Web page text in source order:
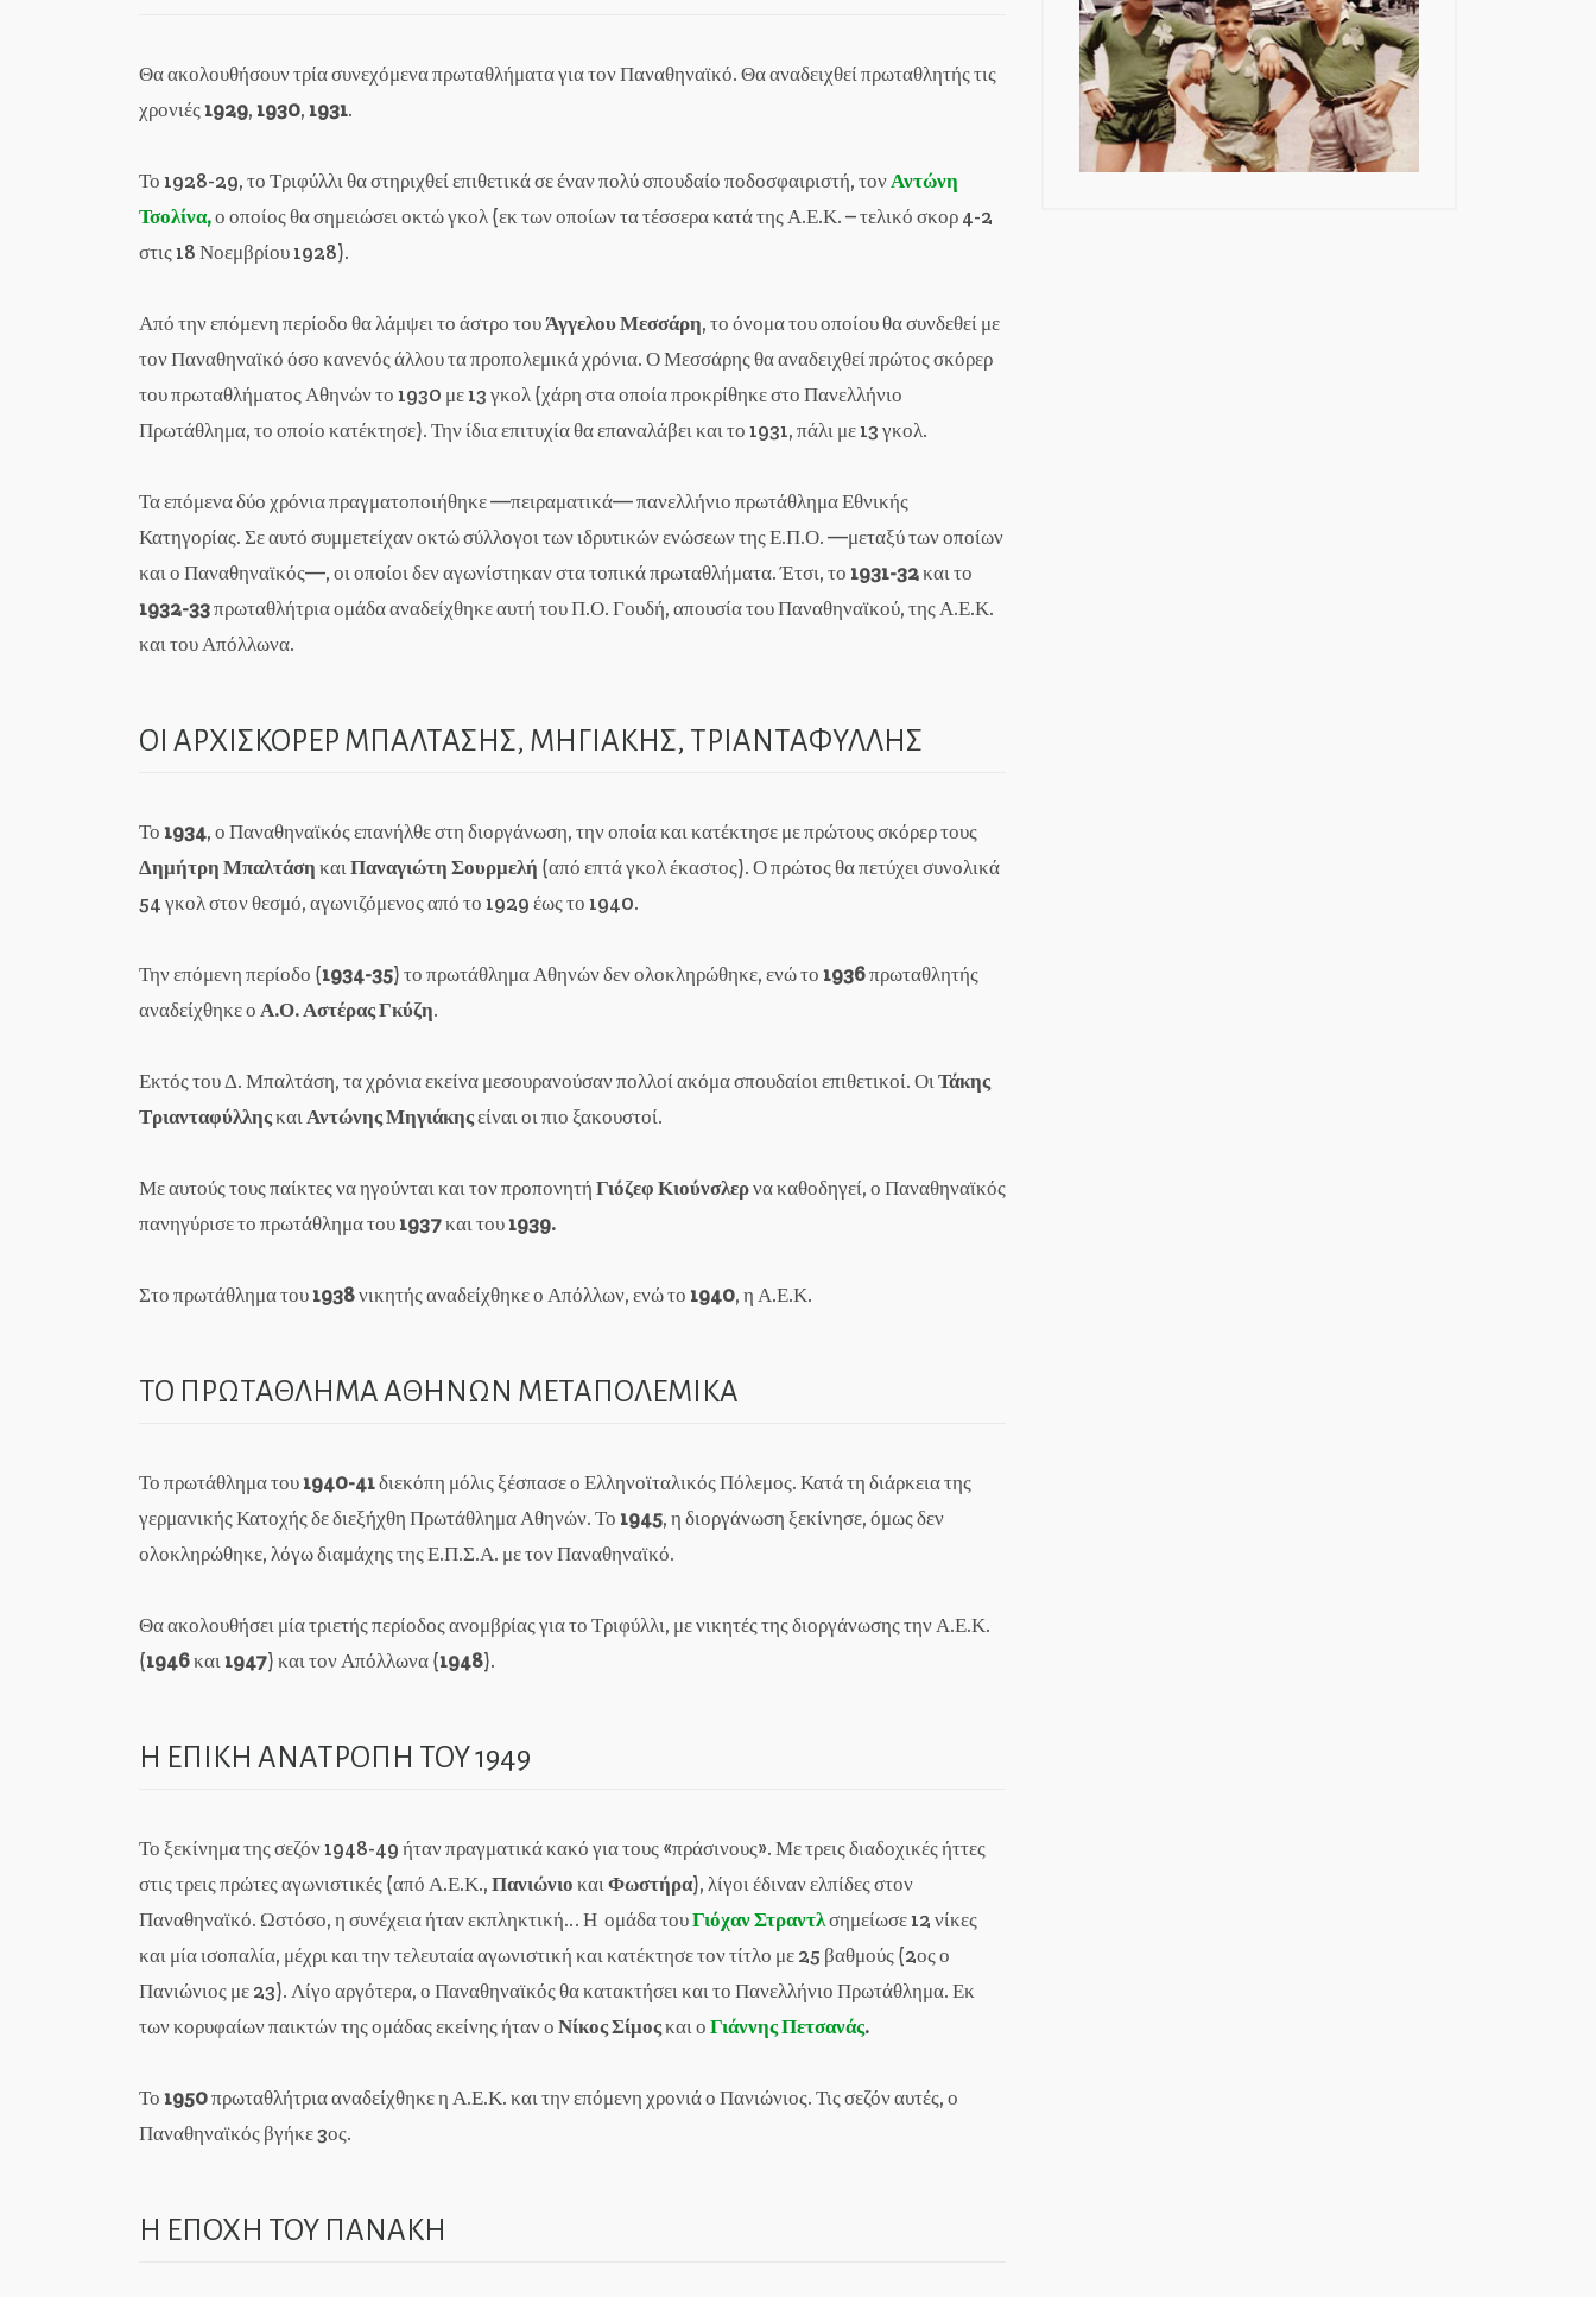
Θα ακολουθήσουν τρία συνεχόμενα πρωταθλήματα για τον Παναθηναϊκό. Θα αναδειχθεί πρωταθλητής τις
χρονιές1929,1930,1931.
Το 1928-29, το Τριφύλλι θα στηριχθεί επιθετικά σε έναν πολύ σπουδαίο ποδοσφαιριστή, τονΑντώνη
Τσολίνα,ο οποίος θα σημειώσει οκτώ γκολ (εκ των οποίων τα τέσσερα κατά της Α.Ε.Κ. – τελικό σκορ 4-2
στις 18 Νοεμβρίου 1928).
Από την επόμενη περίοδο θα λάμψει το άστρο τουΆγγελου Μεσσάρη, το όνομα του οποίου θα συνδεθεί με
τον Παναθηναϊκό όσο κανενός άλλου τα προπολεμικά χρόνια. Ο Μεσσάρης θα αναδειχθεί πρώτος σκόρερ
του πρωταθλήματος Αθηνών το 1930 με 13 γκολ (χάρη στα οποία προκρίθηκε στο Πανελλήνιο
Πρωτάθλημα, το οποίο κατέκτησε). Την ίδια επιτυχία θα επαναλάβει και το 1931, πάλι με 13 γκολ.
Τα επόμενα δύο χρόνια πραγματοποιήθηκε —πειραματικά— πανελλήνιο πρωτάθλημα Εθνικής
Κατηγορίας. Σε αυτό συμμετείχαν οκτώ σύλλογοι των ιδρυτικών ενώσεων της Ε.Π.Ο. —μεταξύ των οποίων
και ο Παναθηναϊκός—, οι οποίοι δεν αγωνίστηκαν στα τοπικά πρωταθλήματα. Έτσι, το1931-32και το
1932-33πρωταθλήτρια ομάδα αναδείχθηκε αυτή του Π.Ο. Γουδή, απουσία του Παναθηναϊκού, της Α.Ε.Κ.
και του Απόλλωνα.
ΟΙ ΑΡΧΙΣΚΟΡΕΡ ΜΠΑΛΤΑΣΗΣ, ΜΗΓΙΑΚΗΣ, ΤΡΙΑΝΤΑΦΥΛΛΗΣ
Το1934, ο Παναθηναϊκός επανήλθε στη διοργάνωση, την οποία και κατέκτησε με πρώτους σκόρερ τους
ΔημήτρηΜπαλτάσηκαιΠαναγιώτη Σουρμελή (από επτά γκολ έκαστος). Ο πρώτος θα πετύχει συνολικά
54 γκολ στον θεσμό, αγωνιζόμενος από το 1929 έως το 1940.
Την επόμενη περίοδο (1934-35) το πρωτάθλημα Αθηνών δεν ολοκληρώθηκε, ενώ το1936πρωταθλητής
αναδείχθηκε οΑ.Ο. Αστέρας Γκύζη.
Εκτός του Δ. Μπαλτάση, τα χρόνια εκείνα μεσουρανούσαν πολλοί ακόμα σπουδαίοι επιθετικοί. ΟιΤάκης
ΤριανταφύλληςκαιΑντώνης Μηγιάκηςείναι οι πιο ξακουστοί.
Με αυτούς τους παίκτες να ηγούνται και τον προπονητήΓιόζεφ Κιούνσλερνα καθοδηγεί, ο Παναθηναϊκός
πανηγύρισε το πρωτάθλημα του1937και του1939.
Στο πρωτάθλημα του1938νικητής αναδείχθηκε ο Απόλλων, ενώ το1940, η Α.Ε.Κ.
ΤΟ ΠΡΩΤΑΘΛΗΜΑ ΑΘΗΝΩΝ ΜΕΤΑΠΟΛΕΜΙΚΑ
Το πρωτάθλημα του1940-41διεκόπη μόλις ξέσπασε ο Ελληνοϊταλικός Πόλεμος. Κατά τη διάρκεια της
γερμανικής Κατοχής δε διεξήχθη Πρωτάθλημα Αθηνών. Το1945, η διοργάνωση ξεκίνησε, όμως δεν
ολοκληρώθηκε, λόγω διαμάχης της Ε.Π.Σ.Α. με τον Παναθηναϊκό.
Θα ακολουθήσει μία τριετής περίοδος ανομβρίας για το Τριφύλλι, με νικητές της διοργάνωσης την Α.Ε.Κ.
(1946και1947) και τον Απόλλωνα (1948).
Η ΕΠΙΚΗ ΑΝΑΤΡΟΠΗ ΤΟΥ 1949
Το ξεκίνημα της σεζόν 1948-49 ήταν πραγματικά κακό για τους «πράσινους». Με τρεις διαδοχικές ήττες
στις τρεις πρώτες αγωνιστικές (από Α.Ε.Κ.,ΠανιώνιοκαιΦωστήρα), λίγοι έδιναν ελπίδες στον
Παναθηναϊκό. Ωστόσο, η συνέχεια ήταν εκπληκτική… Η ομάδα τουΓιόχαν Στραντλσημείωσε 12 νίκες
και μία ισοπαλία, μέχρι και την τελευταία αγωνιστική και κατέκτησε τον τίτλο με 25 βαθμούς (2ος ο
Πανιώνιος με 23). Λίγο αργότερα, ο Παναθηναϊκός θα κατακτήσει και το Πανελλήνιο Πρωτάθλημα. Εκ
των κορυφαίων παικτών της ομάδας εκείνης ήταν οΝίκος Σίμοςκαι οΓιάννης Πετσανάς.
Το1950πρωταθλήτρια αναδείχθηκε η Α.Ε.Κ. και την επόμενη χρονιά ο Πανιώνιος. Τις σεζόν αυτές, ο
Παναθηναϊκός βγήκε 3ος.
Η ΕΠΟΧΗ ΤΟΥ ΠΑΝΑΚΗ